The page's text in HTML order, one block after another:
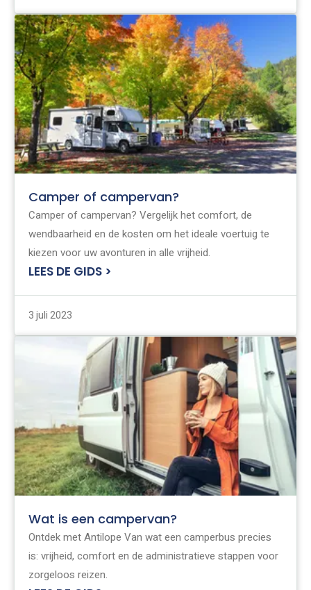
Camper of campervan?
Camper of campervan? Vergelijk het comfort, de
wendbaarheid en de kosten om het ideale voertuig te
kiezen voor uw avonturen in alle vrijheid.
LEES DE GIDS >
3 juli 2023
Wat is een campervan?
Ontdek met Antilope Van wat een camperbus precies
is: vrijheid, comfort en de administratieve stappen voor
zorgeloos reizen.